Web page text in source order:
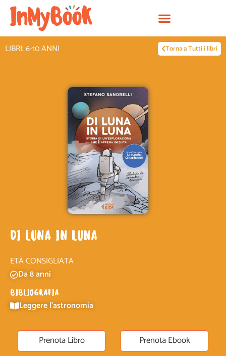
Vai
contenuto
LIBRI: 6-10 ANNI Torna a Tutti i libri
DI LUNA IN LUNA
ETÀ CONSIGLIATA
Da 8 anni
BIBLIOGRAFIA
Leggere l'astronomia
Prenota Libro Prenota Ebook